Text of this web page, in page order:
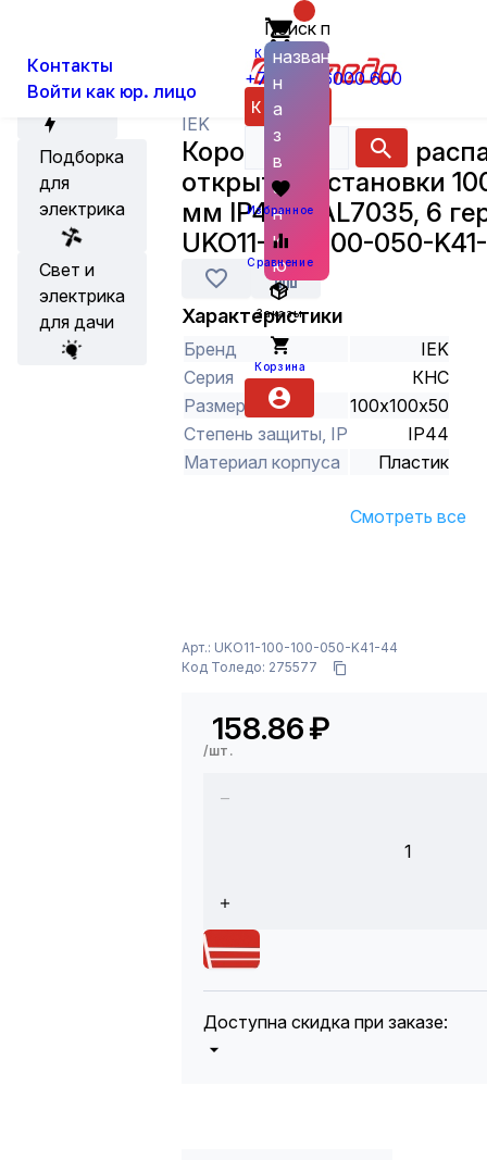
Контакты
Войти как юр. лицо
Корзина
+7 (800) 6000 600
Каталог
Поиск по
названию
н
а
з
в
а
н
и
ю
Избранное
Сравнение
Заказы
Корзина
Акции
Подборка
для
электрика
Свет и
электрика
для дачи
Установка, Выключатели, Розетки
IEK
Коробка КМ41233
открытой установки
мм IP44 (RAL7035, 6
UKO11-100-100-050-
Характеристики
Бренд
IEK
Серия
КНС
Размер
100х100х50
Степень защиты, IP
IP44
Материал корпуса
Пластик
Смотреть все
Арт.: UKO11-100-100-050-K41-44
Код Толедо: 275577
158.86₽
/шт.
1
Доступна скидка при заказе: